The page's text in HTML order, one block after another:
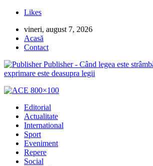
Likes
vineri, august 7, 2026
Acasă
Contact
Publisher - Când legea este
exprimare este deasupra legii
Editorial
Actualitate
International
Sport
Eveniment
Repere
Social